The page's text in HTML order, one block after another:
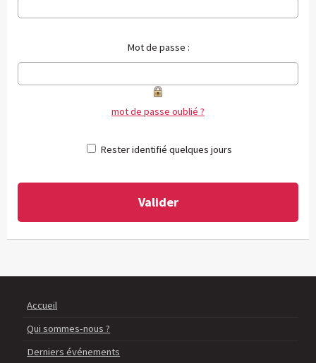
Mot de passe :
mot de passe oublié ?
Rester identifié quelques jours
Accueil
Qui sommes-nous ?
Derniers événements